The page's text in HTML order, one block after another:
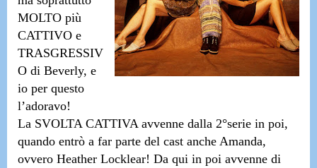
MOLTO più
CATTIVO e
TRASGRESSIV
O di Beverly, e
io per questo
l’adoravo!
La SVOLTA CATTIVA avvenne dalla 2°serie in poi,
quando entrò a far parte del cast anche Amanda,
ovvero Heather Locklear! Da qui in poi avvenne di